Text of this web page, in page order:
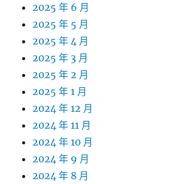
2025 年 6 月
2025 年 5 月
2025 年 4 月
2025 年 3 月
2025 年 2 月
2025 年 1 月
2024 年 12 月
2024 年 11 月
2024 年 10 月
2024 年 9 月
2024 年 8 月